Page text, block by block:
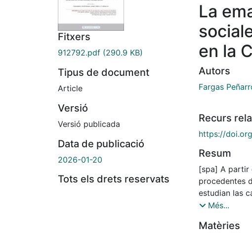
Fitxers
912792.pdf (290.9 KB)
Tipus de document
Article
Versió
Versió publicada
Data de publicació
2026-01-20
Tots els drets reservats
La
en la
Autors
Fargas
Recurs
https://
Resum
[spa] A partir
procedentes
estudian las
padres y –a
solía recaer
Més...
Matèries